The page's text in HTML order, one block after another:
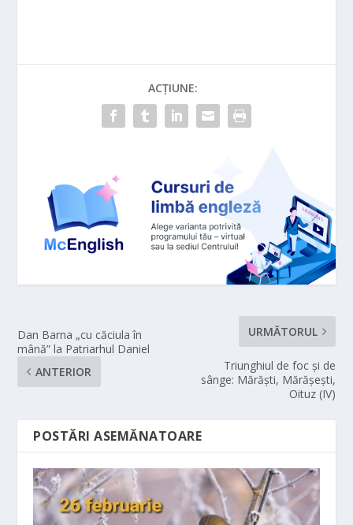
ACȚIUNE:
Dan Barna „cu căciula în
mână” la Patriarhul Daniel
ANTERIOR
URMĂTORUL
Triunghiul de foc și de
sânge: Mărăști, Mărășești,
Oituz (IV)
POSTĂRI ASEMĂNATOARE